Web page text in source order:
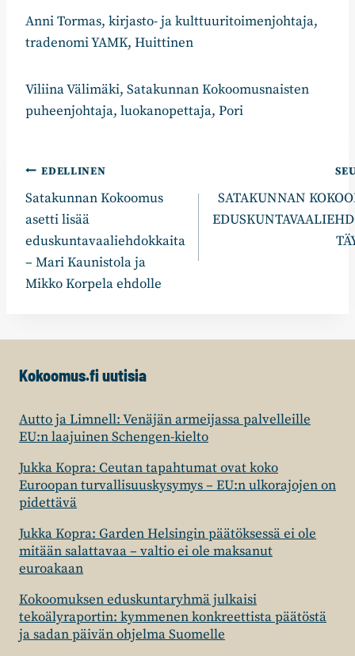
Anni Tormas, kirjasto- ja kulttuuritoimenjohtaja,
tradenomi YAMK, Huittinen
Viliina Välimäki, Satakunnan Kokoomusnaisten
puheenjohtaja, luokanopettaja, Pori
Artikkelien
selaus
EDELLINEN
Satakunnan Kokoomus
asetti lisää
eduskuntavaaliehdokkaita
– Mari Kaunistola ja
Mikko Korpela ehdolle
SATAKUNNAN
Kokoomus.fi uutisia
Autto ja Limnell: Venäjän armeijassa palvelleille
EU:n laajuinen Schengen-kielto
Jukka Kopra: Ceutan tapahtumat ovat koko
Euroopan turvallisuuskysymys – EU:n ulkorajojen on
pidettävä
Jukka Kopra: Garden Helsingin päätöksessä ei ole
mitään salattavaa – valtio ei ole maksanut
euroakaan
Kokoomuksen eduskuntaryhmä julkaisi
tekoälyraportin: kymmenen konkreettista päätöstä
ja sadan päivän ohjelma Suomelle